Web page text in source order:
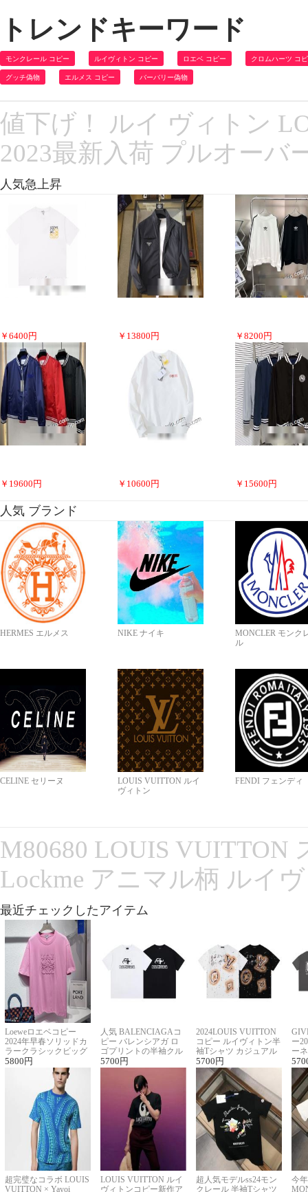
トレンドキーワード
モンクレール コピー ルイヴィトン コピー ロエベ コピー クロムハーツ コ
グッチ偽物 エルメス コピー バーバリー偽物
値下げ！ ルイ ヴィトン
2023最新入荷 プルオーバ
人気急上昇
￥ 6400 円 ￥ 13800 円 ￥ 8200 円
￥ 19600 円 ￥ 10600 円 ￥ 15600 円
人気 ブランド
HERMES エルメス NIKE ナイキ
MONCLER モンク
ル
CELINE セリーヌ
LOUIS VUITTON ルイ
ヴィトン
FENDI フェンディ
M80680 LOUIS VUITTON
Lockme アニマル柄 ルイ
最近チェックしたアイテム
Loeweロエベコピー
2024年早春ソリッドカ
ラークラシックビッグ
ロゴ刺繍Tシャツ
5800 円
人気 BALENCIAGAコ
ピー バレンシアガ ロ
ゴプリントの半袖クル
ーネックTシャツ
5700 円
2024LOUIS VUITTON
コピー ルイヴィトン半
袖Tシャツ カジュアル
に馴染む 2色展開
5700 円
ー
ー
ー
超完璧なコラボ LOUIS
VUITTON × Yayoi
LOUIS VUITTON ルイ
ヴィトンコピー新作ア
超人気モデルss24モン
クレール 半袖Tシャツ
今